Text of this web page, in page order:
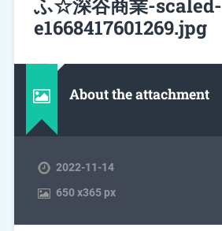
ふ☆深谷商業-scaled-
e1668417601269.jpg
About the attachment
2022-11-14
650x365 px